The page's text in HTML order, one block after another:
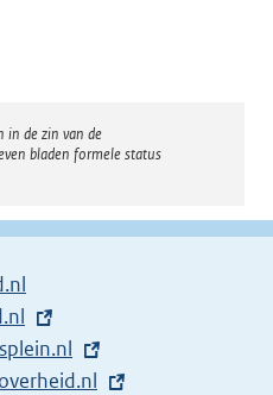
in de zin van de
bladen formele status